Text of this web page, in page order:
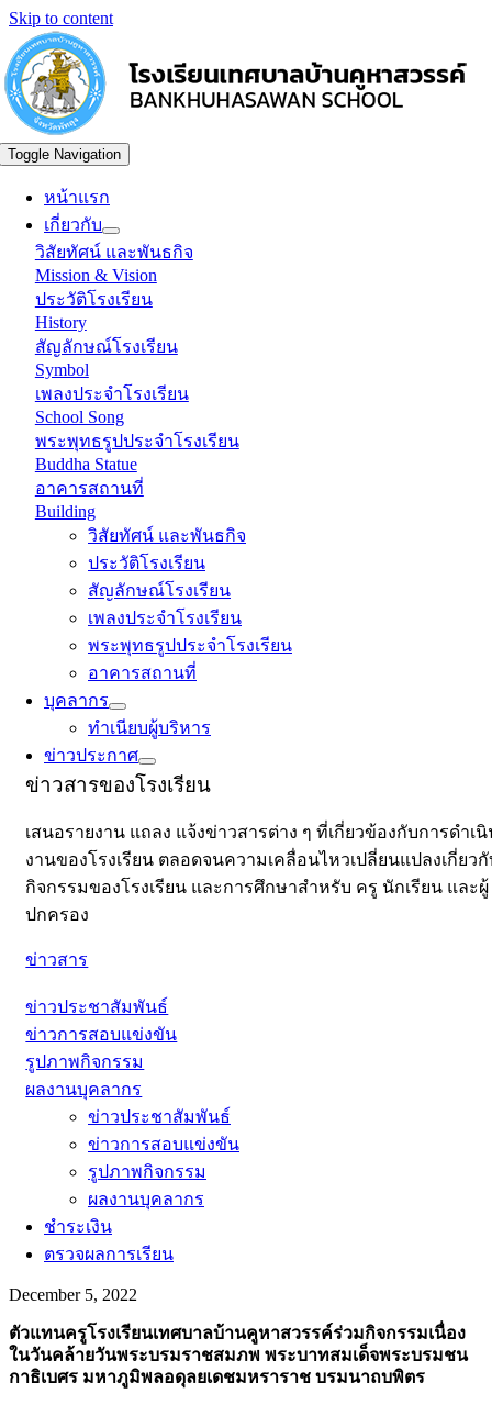
Skip to content
Toggle Navigation
หน้าแรก
เกี่ยวกับ
วิสัยทัศน์ และพันธกิจ
Mission & Vision
ประวัติโรงเรียน
History
สัญลักษณ์โรงเรียน
Symbol
เพลงประจำโรงเรียน
School Song
พระพุทธรูปประจำโรงเรียน
Buddha Statue
อาคารสถานที่
Building
วิสัยทัศน์ และพันธกิจ
ประวัติโรงเรียน
สัญลักษณ์โรงเรียน
เพลงประจำโรงเรียน
พระพุทธรูปประจำโรงเรียน
อาคารสถานที่
บุคลากร
ทำเนียบผู้บริหาร
ข่าวประกาศ
ข่าวสารของโรงเรียน
เสนอรายงาน แถลง แจ้งข่าวสารต่าง ๆ ที่เกี่ยวข้องกับการดำเ
งานของโรงเรียน ตลอดจนความเคลื่อนไหวเปลี่ยนแปลงเกี่ยว
กิจกรรมของโรงเรียน และการศึกษาสำหรับ ครู นักเรียน และผู้
ปกครอง
ข่าวสาร
ข่าวประชาสัมพันธ์
ข่าวการสอบแข่งขัน
รูปภาพกิจกรรม
ผลงานบุคลากร
ข่าวประชาสัมพันธ์
ข่าวการสอบแข่งขัน
รูปภาพกิจกรรม
ผลงานบุคลากร
ชำระเงิน
ตรวจผลการเรียน
December 5, 2022
ตัวแทนครูโรงเรียนเทศบาลบ้านคูหาสวรรค์ร่วมกิจกรรมเนื่อง
ในวันคล้ายวันพระบรมราชสมภพ พระบาทสมเด็จพระบรมชน
กาธิเบศร มหาภูมิพลอดุลยเดชมหราราช บรมนาถบพิตร